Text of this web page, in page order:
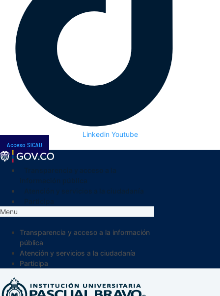
Linkedin Youtube
Acceso SICAU
Menu
Transparencia y acceso a la información
pública
Atención y servicios a la ciudadanía
Participa